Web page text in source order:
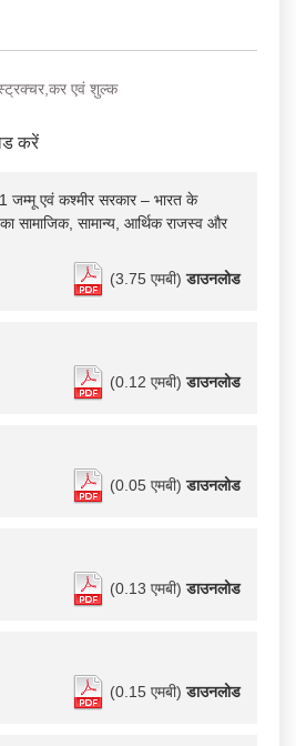
एवं शुल्क
करें
जम्मू एवं कश्मीर सरकार – भारत के
सामाजिक, सामान्य, आर्थिक राजस्व और
(3.75 एमबी)डाउनलोड
(0.12 एमबी)डाउनलोड
(0.05 एमबी)डाउनलोड
(0.13 एमबी)डाउनलोड
(0.15 एमबी)डाउनलोड